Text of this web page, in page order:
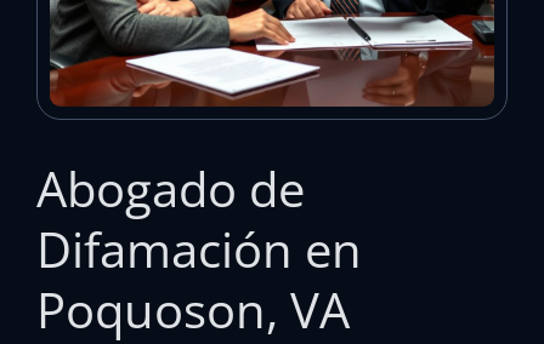
Abogado de
Difamación en
Poquoson, VA